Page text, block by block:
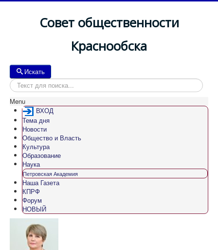
Совет общественности
Краснообска
Искать
Menu
ВХОД
Тема дня
Новости
Общество и Власть
Культура
Образование
Наука
Петровская Академия
Наша Газета
КПРФ
Форум
НОВЫЙ